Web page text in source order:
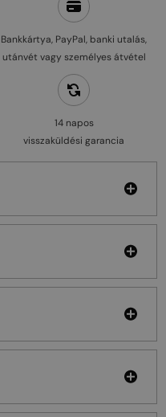
Bankkártya, PayPal, banki utalás,
utánvét vagy személyes átvétel
14 napos
visszaküldési garancia